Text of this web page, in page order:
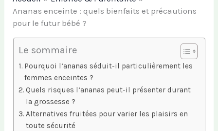
Ananas enceinte : quels bienfaits et précautions
pour le futur bébé ?
Le sommaire
Pourquoi l’ananas séduit-il particulièrement les
femmes enceintes ?
Quels risques l’ananas peut-il présenter durant
la grossesse ?
Alternatives fruitées pour varier les plaisirs en
toute sécurité